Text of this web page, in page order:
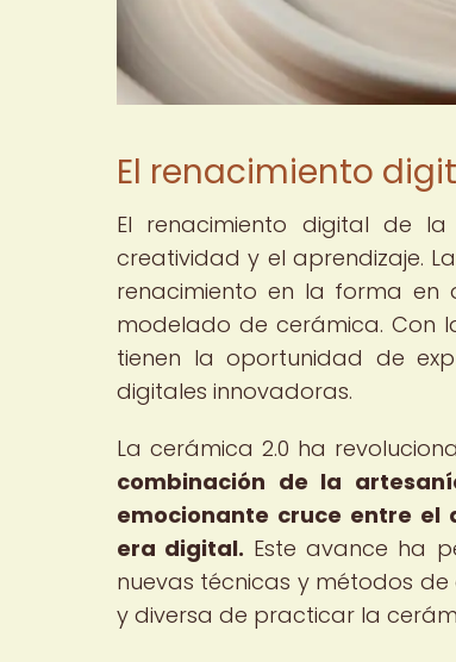
El renacimiento
El renacimiento digital de
creatividad y el aprendizaje.
renacimiento en la forma en
modelado de cerámica. Con
tienen la oportunidad de
digitales innovadoras.
La cerámica 2.0 ha
combinación de la
emocionante cruce entre
era digital. Este avance ha
nuevas técnicas y métodos
y diversa de practicar la